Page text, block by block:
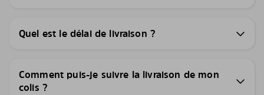
Quel est le délai de livraison ?
Comment puis-je suivre la livraison de mon
colis ?